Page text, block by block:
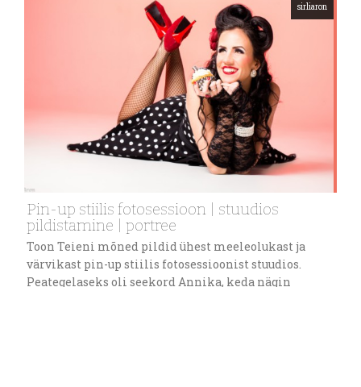
sirliaron
Pin-up stiilis fotosessioon | stuudios
pildistamine | portree
Toon Teieni mõned pildid ühest meeleolukast ja
värvikast pin-up stiilis fotosessioonist stuudios.
Peategelaseks oli seekord Annika, keda nägin